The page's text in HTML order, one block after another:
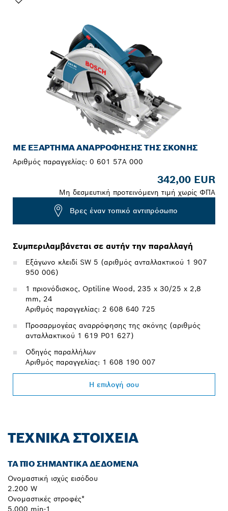
ΜΕ ΕΞΆΡΤΗΜΑ ΑΝΑΡΡΌΦΗΣΗΣ ΤΗΣ ΣΚΌΝΗΣ
Αριθμός παραγγελίας: 0 601 57A 000
342,00 EUR
Μη δεσμευτική προτεινόμενη τιμή χωρίς ΦΠΑ
Βρες έναν τοπικό αντιπρόσωπο
Συμπεριλαμβάνεται σε αυτήν την παραλλαγή
Εξάγωνο κλειδί SW 5 (αριθμός ανταλλακτικού 1 907
950 006)
1 πριονόδισκος, Optiline Wood, 235 x 30/25 x 2,8
mm, 24
Αριθμός παραγγελίας: 2 608 640 725
Προσαρμογέας αναρρόφησης της σκόνης (αριθμός
ανταλλακτικού 1 619 P01 627)
Οδηγός παραλλήλων
Αριθμός παραγγελίας: 1 608 190 007
Η επιλογή σου
ΤΕΧΝΙΚΆ ΣΤΟΙΧΕΊΑ
ΤΑ ΠΙΟ ΣΗΜΑΝΤΙΚΆ ΔΕΔΟΜΈΝΑ
Ονομαστική ισχύς εισόδου
2.200 W
Ονομαστικές στροφές*
5.000 min-1